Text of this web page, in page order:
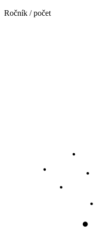
Ročník / počet